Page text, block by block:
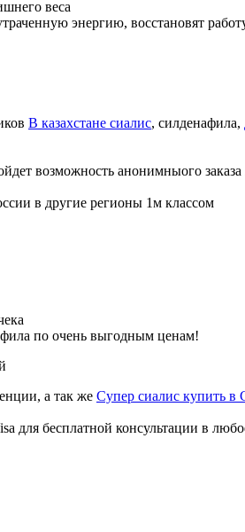
веса
энергию, восстановят
В казахстане сиалис, силденафила,
возможность анонимныого
в другие регионы 1м классом
по очень выгодным ценам!
а так же Супер сиалис купить в
для бесплатной консультации в